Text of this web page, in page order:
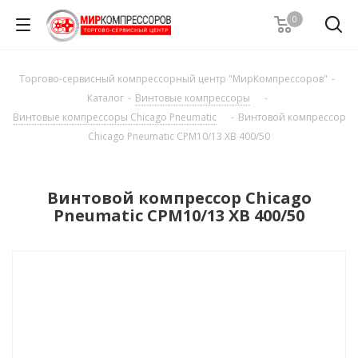
0
Торгово-сервисный компрессорный центр "МирКомпрессоров" -
Каталог - Винтовые компрессоры
-
Винтовые компрессоры Chicago Pneumatic
- Винтовой компрессор
Chicago Pneumatic CPM10/13 XB 400/50
Винтовой компрессор Chicago
Pneumatic CPM10/13 XB 400/50